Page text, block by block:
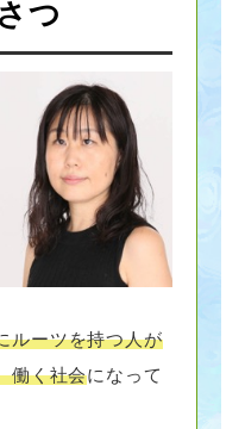
つ
ルーツを持つ人が
働く社会になって